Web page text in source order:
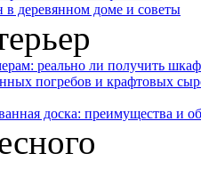
деревянном доме и советы
реально ли получить
погребов и крафтовых
доска: преимущества и